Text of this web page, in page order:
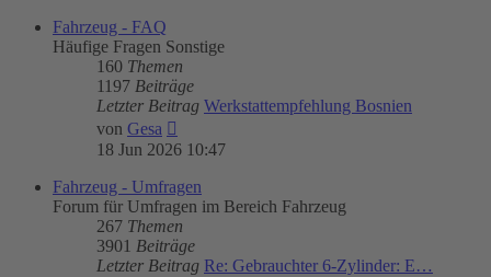
Fahrzeug - FAQ
Häufige Fragen Sonstige
160 Themen
1197 Beiträge
Letzter Beitrag Werkstattempfehlung Bosnien
von Gesa
Beitrag
18 Jun 2026 10:47
Fahrzeug - Umfragen
Forum für Umfragen im Bereich Fahrzeug
267 Themen
3901 Beiträge
Letzter Beitrag Re: Gebrauchter 6-Zylinder: E…